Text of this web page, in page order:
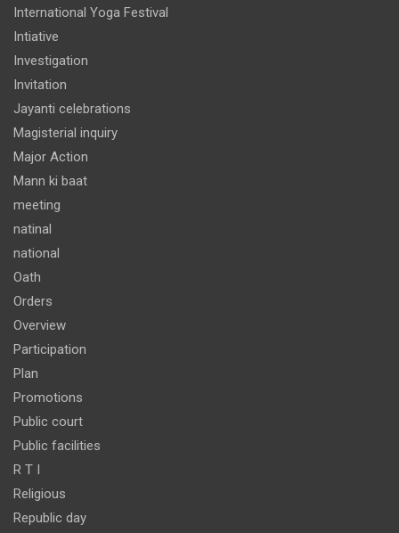
International Yoga Festival
Intiative
Investigation
Invitation
Jayanti celebrations
Magisterial inquiry
Major Action
Mann ki baat
meeting
natinal
national
Oath
Orders
Overview
Participation
Plan
Promotions
Public court
Public facilities
R T I
Religious
Republic day